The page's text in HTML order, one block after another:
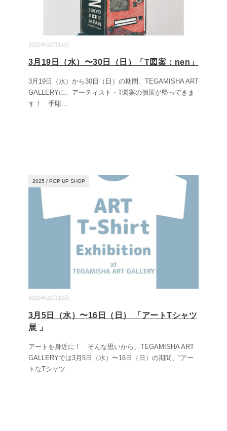
2025年02月14日
3月19日（水）〜30日（日）「T図案：nen」
3月19日（水）から30日（日）の期間、TEGAMISHA ART
GALLERYに、アーティスト・T図案の個展が帰ってきま
す！ 手彫...
2025年02月10日
2025 / POP UP SHOP
3月5日（水）〜16日（日） 「アートTシャツ
展 」
アートを身近に！ そんな思いから、TEGAMISHA ART
GALLERYでは3月5日（水）〜16日（日）の期間、“アー
トなTシャツ...